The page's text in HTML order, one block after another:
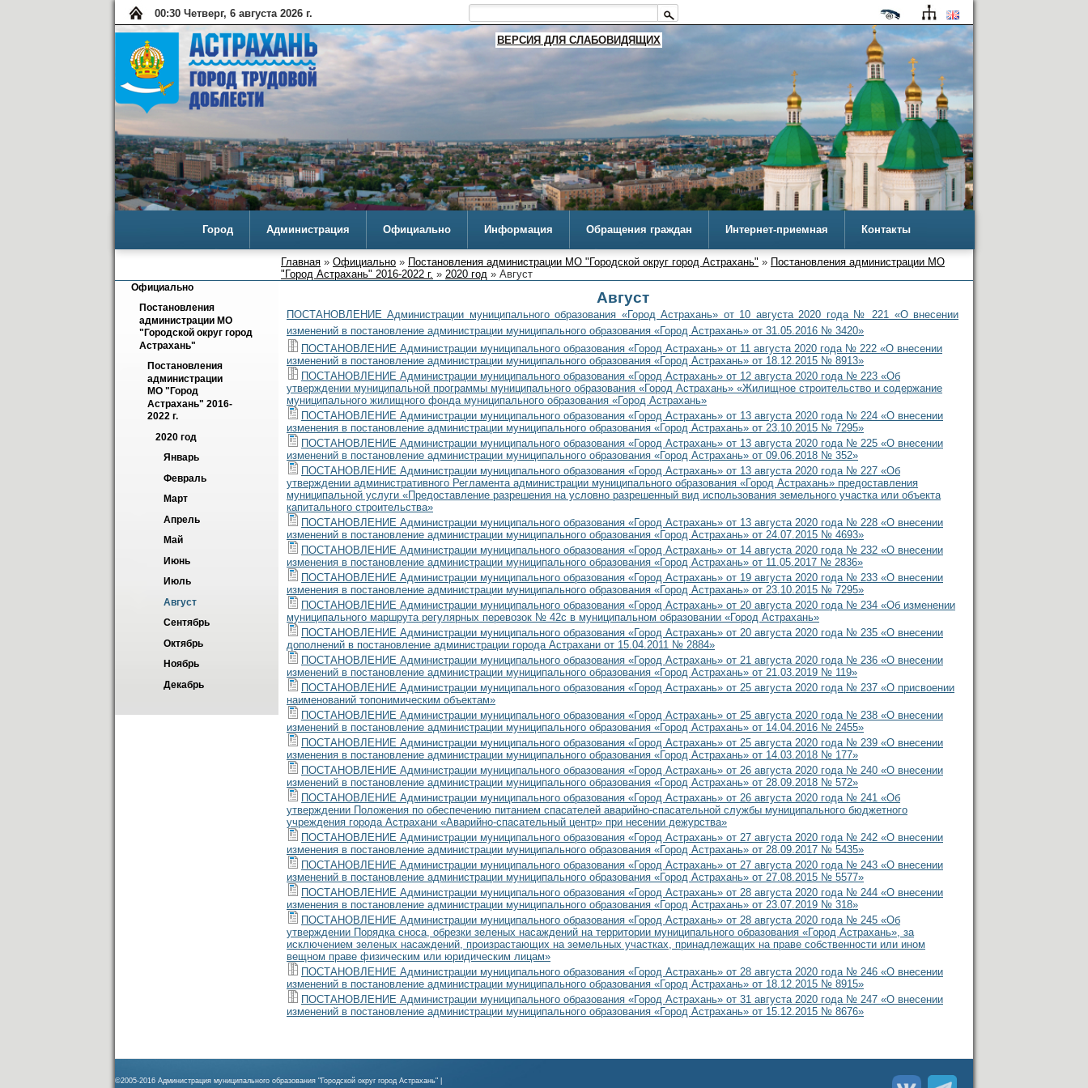
00:30 Четверг, 6 августа 2026 г.
ВЕРСИЯ ДЛЯ СЛАБОВИДЯЩИХ
Город Администрация Официально Информация Обращения граждан Интернет-приемная Контакты
Главная » Официально » Постановления администрации МО "Городской округ город Астрахань" » Постановления администрации МО
"Город Астрахань" 2016-2022 г. » 2020 год » Август
Официально
Постановления
администрации МО
"Городской округ город
Астрахань"
Постановления
администрации
МО "Город
Астрахань" 2016-
2022 г.
2020 год
Январь
Февраль
Март
Апрель
Май
Июнь
Июль
Август
Сентябрь
Октябрь
Ноябрь
Декабрь
Август
ПОСТАНОВЛЕНИЕ Администрации муниципального образования «Город Астрахань» от 10 августа 2020 года № 221 «О внесении
изменений в постановление администрации муниципального образования «Город Астрахань» от 31.05.2016 № 3420»
ПОСТАНОВЛЕНИЕ Администрации муниципального образования «Город Астрахань» от 11 августа 2020 года № 222 «О внесении
изменений в постановление администрации муниципального образования «Город Астрахань» от 18.12.2015 № 8913»
ПОСТАНОВЛЕНИЕ Администрации муниципального образования «Город Астрахань» от 12 августа 2020 года № 223 «Об
утверждении муниципальной программы муниципального образования «Город Астрахань» «Жилищное строительство и содержание
муниципального жилищного фонда муниципального образования «Город Астрахань»
ПОСТАНОВЛЕНИЕ Администрации муниципального образования «Город Астрахань» от 13 августа 2020 года № 224 «О внесении
изменения в постановление администрации муниципального образования «Город Астрахань» от 23.10.2015 № 7295»
ПОСТАНОВЛЕНИЕ Администрации муниципального образования «Город Астрахань» от 13 августа 2020 года № 225 «О внесении
изменений в постановление администрации муниципального образования «Город Астрахань» от 09.06.2018 № 352»
ПОСТАНОВЛЕНИЕ Администрации муниципального образования «Город Астрахань» от 13 августа 2020 года № 227 «Об
утверждении административного Регламента администрации муниципального образования «Город Астрахань» предоставления
муниципальной услуги «Предоставление разрешения на условно разрешенный вид использования земельного участка или объекта
капитального строительства»
ПОСТАНОВЛЕНИЕ Администрации муниципального образования «Город Астрахань» от 13 августа 2020 года № 228 «О внесении
изменений в постановление администрации муниципального образования «Город Астрахань» от 24.07.2015 № 4693»
ПОСТАНОВЛЕНИЕ Администрации муниципального образования «Город Астрахань» от 14 августа 2020 года № 232 «О внесении
изменения в постановление администрации муниципального образования «Город Астрахань» от 11.05.2017 № 2836»
ПОСТАНОВЛЕНИЕ Администрации муниципального образования «Город Астрахань» от 19 августа 2020 года № 233 «О внесении
изменения в постановление администрации муниципального образования «Город Астрахань» от 23.10.2015 № 7295»
ПОСТАНОВЛЕНИЕ Администрации муниципального образования «Город Астрахань» от 20 августа 2020 года № 234 «Об изменении
муниципального маршрута регулярных перевозок № 42с в муниципальном образовании «Город Астрахань»
ПОСТАНОВЛЕНИЕ Администрации муниципального образования «Город Астрахань» от 20 августа 2020 года № 235 «О внесении
дополнений в постановление администрации города Астрахани от 15.04.2011 № 2884»
ПОСТАНОВЛЕНИЕ Администрации муниципального образования «Город Астрахань» от 21 августа 2020 года № 236 «О внесении
изменений в постановление администрации муниципального образования «Город Астрахань» от 21.03.2019 № 119»
ПОСТАНОВЛЕНИЕ Администрации муниципального образования «Город Астрахань» от 25 августа 2020 года № 237 «О присвоении
наименований топонимическим объектам»
ПОСТАНОВЛЕНИЕ Администрации муниципального образования «Город Астрахань» от 25 августа 2020 года № 238 «О внесении
изменений в постановление администрации муниципального образования «Город Астрахань» от 14.04.2016 № 2455»
ПОСТАНОВЛЕНИЕ Администрации муниципального образования «Город Астрахань» от 25 августа 2020 года № 239 «О внесении
изменения в постановление администрации муниципального образования «Город Астрахань» от 14.03.2018 № 177»
ПОСТАНОВЛЕНИЕ Администрации муниципального образования «Город Астрахань» от 26 августа 2020 года № 240 «О внесении
изменений в постановление администрации муниципального образования «Город Астрахань» от 28.09.2018 № 572»
ПОСТАНОВЛЕНИЕ Администрации муниципального образования «Город Астрахань» от 26 августа 2020 года № 241 «Об
утверждении Положения по обеспечению питанием спасателей аварийно-спасательной службы муниципального бюджетного
учреждения города Астрахани «Аварийно-спасательный центр» при несении дежурства»
ПОСТАНОВЛЕНИЕ Администрации муниципального образования «Город Астрахань» от 27 августа 2020 года № 242 «О внесении
изменения в постановление администрации муниципального образования «Город Астрахань» от 28.09.2017 № 5435»
ПОСТАНОВЛЕНИЕ Администрации муниципального образования «Город Астрахань» от 27 августа 2020 года № 243 «О внесении
изменений в постановление администрации муниципального образования «Город Астрахань» от 27.08.2015 № 5577»
ПОСТАНОВЛЕНИЕ Администрации муниципального образования «Город Астрахань» от 28 августа 2020 года № 244 «О внесении
изменения в постановление администрации муниципального образования «Город Астрахань» от 23.07.2019 № 318»
ПОСТАНОВЛЕНИЕ Администрации муниципального образования «Город Астрахань» от 28 августа 2020 года № 245 «Об
утверждении Порядка сноса, обрезки зеленых насаждений на территории муниципального образования «Город Астрахань», за
исключением зеленых насаждений, произрастающих на земельных участках, принадлежащих на праве собственности или ином
вещном праве физическим или юридическим лицам»
ПОСТАНОВЛЕНИЕ Администрации муниципального образования «Город Астрахань» от 28 августа 2020 года № 246 «О внесении
изменений в постановление администрации муниципального образования «Город Астрахань» от 18.12.2015 № 8915»
ПОСТАНОВЛЕНИЕ Администрации муниципального образования «Город Астрахань» от 31 августа 2020 года № 247 «О внесении
изменений в постановление администрации муниципального образования «Город Астрахань» от 15.12.2015 № 8676»
©2005-2016 Администрация муниципального образования "Городской округ город Астрахань" |